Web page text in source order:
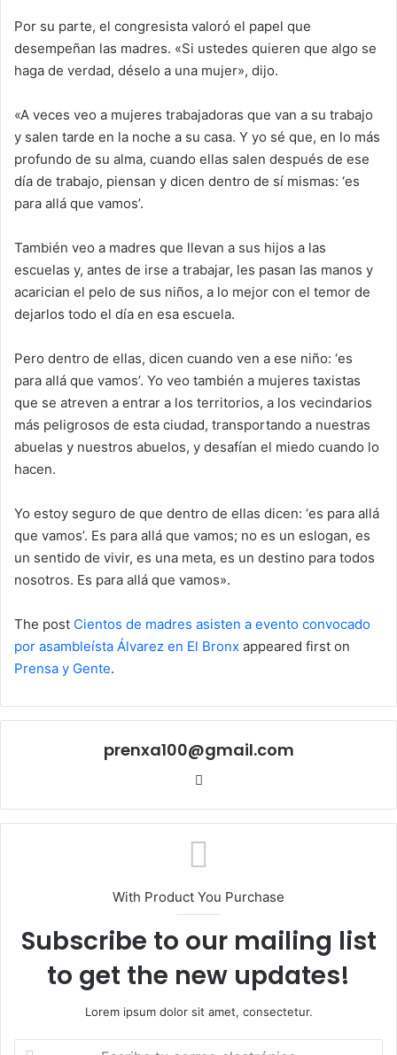
Por su parte, el congresista valoró el papel que
desempeñan las madres. «Si ustedes quieren que algo se
haga de verdad, déselo a una mujer», dijo.
«A veces veo a mujeres trabajadoras que van a su trabajo
y salen tarde en la noche a su casa. Y yo sé que, en lo más
profundo de su alma, cuando ellas salen después de ese
día de trabajo, piensan y dicen dentro de sí mismas: ‘es
para allá que vamos’.
También veo a madres que llevan a sus hijos a las
escuelas y, antes de irse a trabajar, les pasan las manos y
acarician el pelo de sus niños, a lo mejor con el temor de
dejarlos todo el día en esa escuela.
Pero dentro de ellas, dicen cuando ven a ese niño: ‘es
para allá que vamos’. Yo veo también a mujeres taxistas
que se atreven a entrar a los territorios, a los vecindarios
más peligrosos de esta ciudad, transportando a nuestras
abuelas y nuestros abuelos, y desafían el miedo cuando lo
hacen.
Yo estoy seguro de que dentro de ellas dicen: ‘es para allá
que vamos’. Es para allá que vamos; no es un eslogan, es
un sentido de vivir, es una meta, es un destino para todos
nosotros. Es para allá que vamos».
The post Cientos de madres asisten a evento convocado
por asambleísta Álvarez en El Bronx appeared first on
Prensa y Gente.
prenxa100@gmail.com
With Product You Purchase
Subscribe to our mailing list
to get the new updates!
Lorem ipsum dolor sit amet, consectetur.